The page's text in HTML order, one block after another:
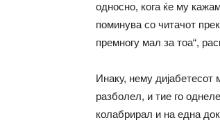
односно, кога ќе му
поминува со читачот
премногу мал за тоа“,
Инаку, нему дијабетесот
разболел, и тие го
колабрирал и на една